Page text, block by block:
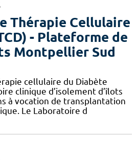
Thérapie Cellulaire
- Plateforme de
Montpellier Sud
cellulaire du Diabète
clinique d’isolement d’îlots
à vocation de transplantation
Le Laboratoire d